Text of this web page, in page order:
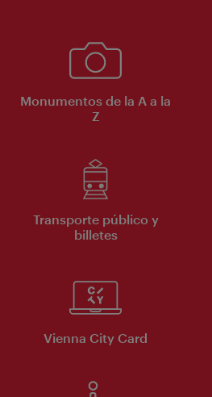
Monumentos de la A a la
Z
Transporte público y
billetes
Vienna City Card